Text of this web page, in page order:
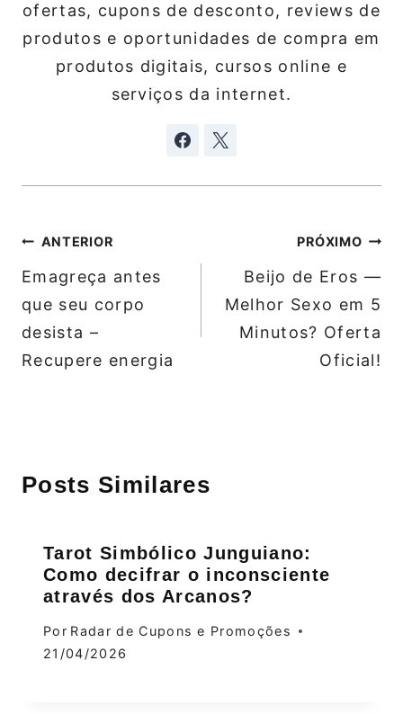
ofertas, cupons de desconto, reviews de
produtos e oportunidades de compra em
produtos digitais, cursos online e
serviços da internet.
Navegação
de
Post
ANTERIOR
Emagreça antes
que seu corpo
desista –
Recupere energia
PRÓXIMO
Beijo de Eros —
Melhor Sexo em 5
Minutos? Oferta
Oficial!
Posts Similares
Tarot Simbólico Junguiano:
Como decifrar o inconsciente
através dos Arcanos?
Por Radar de Cupons e Promoções
21/04/2026